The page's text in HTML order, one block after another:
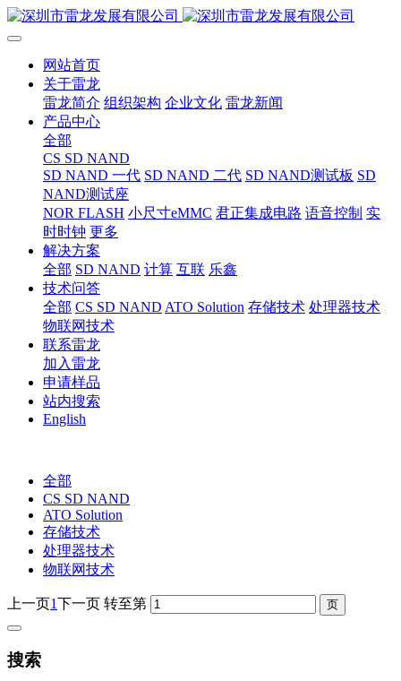
网站首页
关于雷龙
雷龙简介 组织架构 企业文化 雷龙新闻
产品中心
全部
CS SD NAND
SD NAND 一代 SD NAND 二代 SD NAND测试板 SD
NAND测试座
NOR FLASH 小尺寸eMMC 君正集成电路 语音控制 实
时时钟 更多
解决方案
全部 SD NAND 计算 互联 乐鑫
技术问答
全部 CS SD NAND ATO Solution 存储技术 处理器技术
物联网技术
联系雷龙
加入雷龙
申请样品
站内搜索
English
全部
CS SD NAND
ATO Solution
存储技术
处理器技术
物联网技术
上一页1下一页 转至第
搜索